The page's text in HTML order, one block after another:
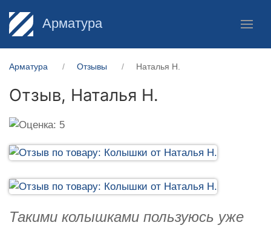
Арматура
Арматура Отзывы Наталья Н.
Отзыв, Наталья Н.
Такими колышками пользуюсь уже